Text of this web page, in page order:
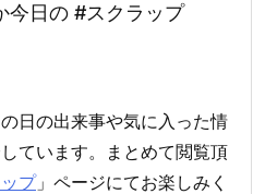
今日の #スクラップ
日の出来事や気に入った情
ています。まとめて閲覧頂
プ」ページにてお楽しみく